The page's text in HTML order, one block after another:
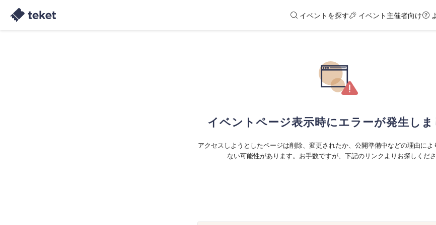
イベントを探す イベント主催者向け
イベントページ表示時にエラーが発生しま
アクセスしようとしたページは削除、変更されたか、公開準備中などの理由によ
ない可能性があります。お手数ですが、下記のリンクよりお探しくださ